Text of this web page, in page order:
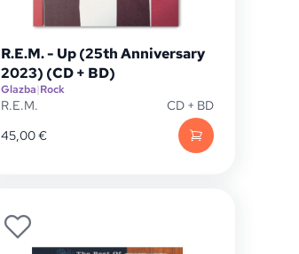
R.E.M. - Up (25th Anniversary
2023) (CD + BD)
Glazba|Rock
R.E.M.
CD + BD
45,00€